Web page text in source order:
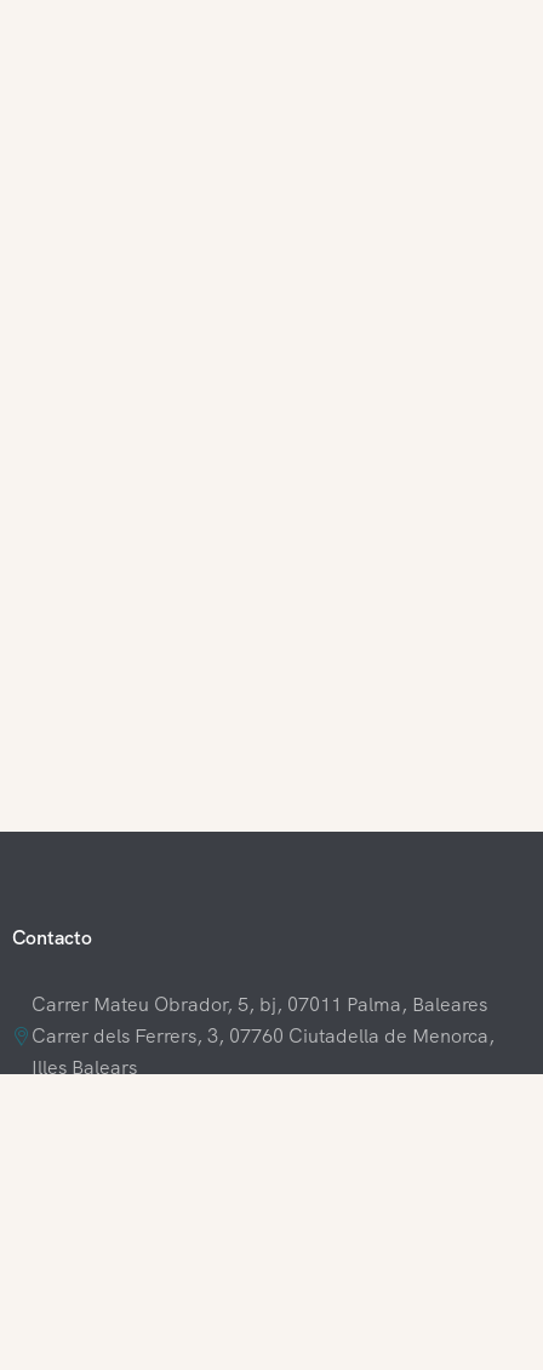
Contacto
Carrer Mateu Obrador, 5, bj, 07011 Palma, Baleares
Carrer dels Ferrers, 3, 07760 Ciutadella de Menorca,
Illes Balears